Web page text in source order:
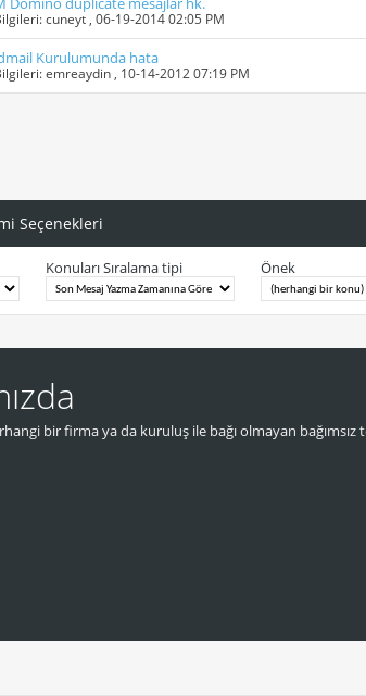
cuneyt , 06-19-2014 02:05 PM
Kurulumunda hata
emreaydin , 10-14-2012 07:19 PM
Seçenekleri
Konuları Sıralama tipi Önek
bir firma ya da kuruluş ile bağı olmayan bağımsız